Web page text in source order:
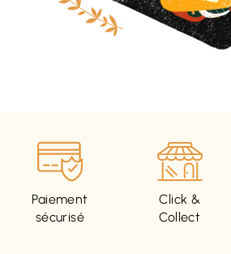
Paiement
sécurisé
Click &
Collect